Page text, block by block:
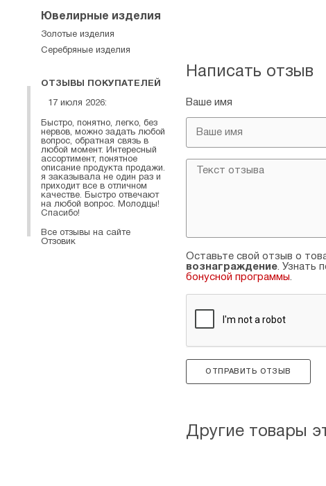
Написать отзыв
Ваше имя
Оставьте свой отзыв о
вознаграждение. Узнать
бонусной программы.
ОТПРАВИТЬ ОТЗЫВ
Другие товары
Ювелирные изделия
Золотые изделия
Серебряные изделия
ОТЗЫВЫ ПОКУПАТЕЛЕЙ
17 июля 2026:
Быстро, понятно, легко, без
нервов, можно задать любой
вопрос, обратная связь в
любой момент. Интересный
ассортимент, понятное
описание продукта продажи.
я заказывала не один раз и
приходит все в отличном
качестве. Быстро отвечают
на любой вопрос. Молодцы!
Спасибо!
Все отзывы на сайте
Отзовик